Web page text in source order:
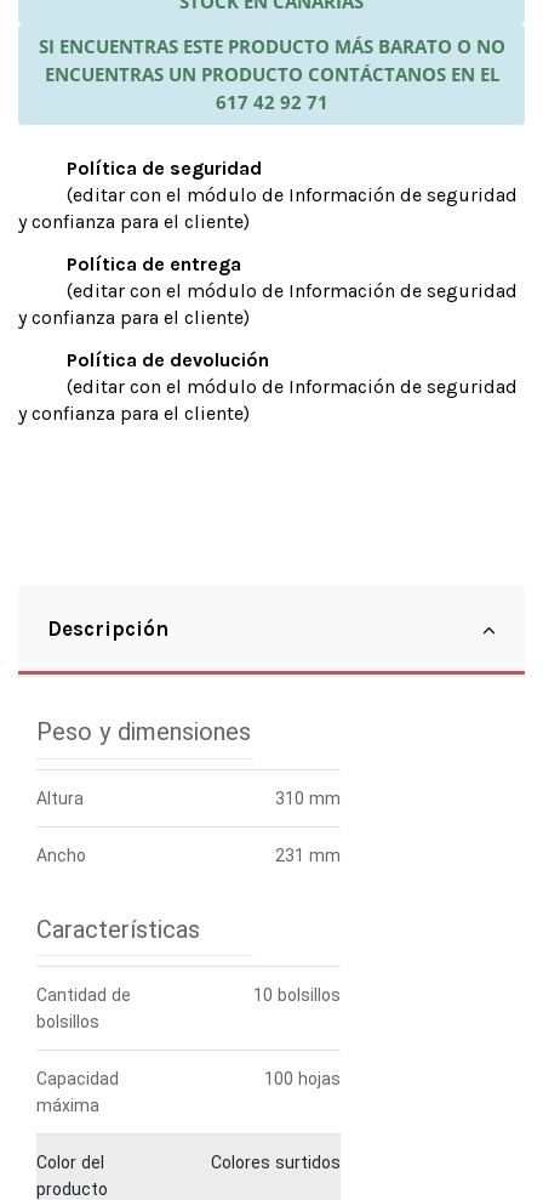
SI ENCUENTRAS ESTE PRODUCTO MÁS BARATO O NO
ENCUENTRAS UN PRODUCTO CONTÁCTANOS EN EL
617 42 92 71
Política de seguridad
(editar con el módulo de Información de seguridad
y confianza para el cliente)
Política de entrega
(editar con el módulo de Información de seguridad
y confianza para el cliente)
Política de devolución
(editar con el módulo de Información de seguridad
y confianza para el cliente)
Descripción
Peso y dimensiones
Altura 310 mm
Ancho 231 mm
Características
Cantidad de
bolsillos
10 bolsillos
Capacidad
máxima
100 hojas
Color del
producto
Colores surtidos